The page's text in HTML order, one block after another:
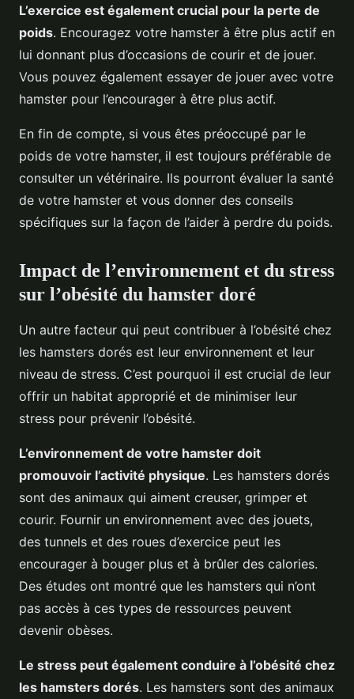
L’exercice est également crucial pour la perte de
poids. Encouragez votre hamster à être plus actif en
lui donnant plus d’occasions de courir et de jouer.
Vous pouvez également essayer de jouer avec votre
hamster pour l’encourager à être plus actif.
En fin de compte, si vous êtes préoccupé par le
poids de votre hamster, il est toujours préférable de
consulter un vétérinaire. Ils pourront évaluer la santé
de votre hamster et vous donner des conseils
spécifiques sur la façon de l’aider à perdre du poids.
Impact de l’environnement et du stress
sur l’obésité du hamster doré
Un autre facteur qui peut contribuer à l’obésité chez
les hamsters dorés est leur environnement et leur
niveau de stress. C’est pourquoi il est crucial de leur
offrir un habitat approprié et de minimiser leur
stress pour prévenir l’obésité.
L’environnement de votre hamster doit
promouvoir l’activité physique. Les hamsters dorés
sont des animaux qui aiment creuser, grimper et
courir. Fournir un environnement avec des jouets,
des tunnels et des roues d’exercice peut les
encourager à bouger plus et à brûler des calories.
Des études ont montré que les hamsters qui n’ont
pas accès à ces types de ressources peuvent
devenir obèses.
Le stress peut également conduire à l’obésité chez
les hamsters dorés. Les hamsters sont des animaux